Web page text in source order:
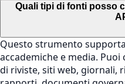
Quali tipi di fonti posso
Questo strumento
accademiche e media.
di riviste, siti web, giornali,